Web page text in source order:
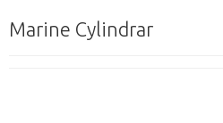
Marine Cylindrar